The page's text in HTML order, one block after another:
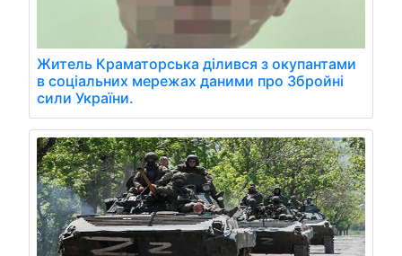
Житель Краматорська ділився з окупантами
в соціальних мережах даними про Збройні
сили України.